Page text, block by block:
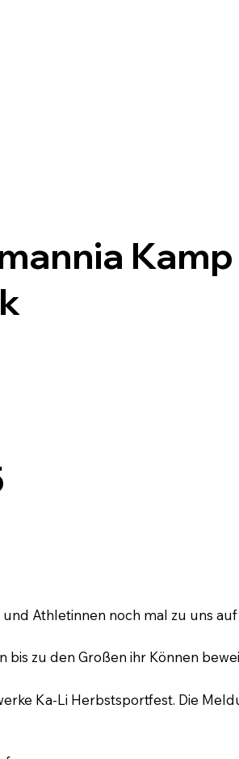
Kamp
Athletinnen noch mal zu uns
zu den Großen ihr Können
Ka-Li Herbstsportfest. Die